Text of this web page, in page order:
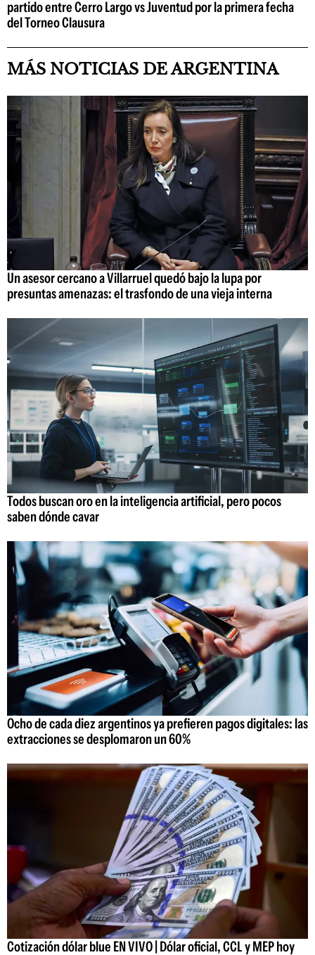
partido entre Cerro Largo vs Juventud por la primera fecha
del Torneo Clausura
MÁS NOTICIAS DE ARGENTINA
Un asesor cercano a Villarruel quedó bajo la lupa por
presuntas amenazas: el trasfondo de una vieja interna
Todos buscan oro en la inteligencia artificial, pero pocos
saben dónde cavar
Ocho de cada diez argentinos ya prefieren pagos digitales: las
extracciones se desplomaron un 60%
Cotización dólar blue EN VIVO | Dólar oficial, CCL y MEP hoy